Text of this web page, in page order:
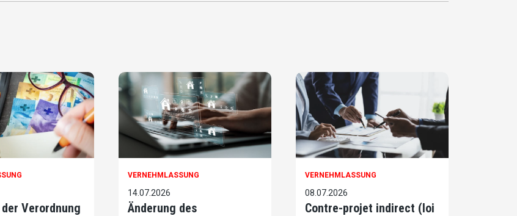
Verordnung
VERNEHMLASSUNG
14.07.2026
Änderung des
VERNEHMLASSUNG
08.07.2026
Contre-projet indirect (loi